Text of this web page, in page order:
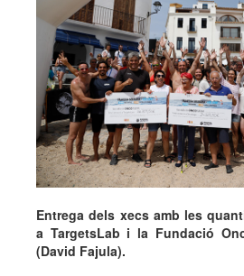
Entrega dels xecs amb les
a TargetsLab i la Fundació
(David Fajula).